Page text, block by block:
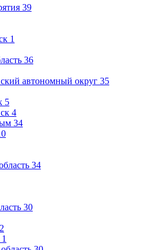
39
1
36
автономный округ 35
5
4
34
34
30
2
1